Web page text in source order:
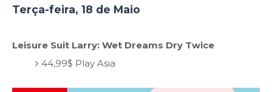
Terça-feira, 18 de Maio
Leisure Suit Larry: Wet Dreams Dry Twice
44,99$ Play Asia